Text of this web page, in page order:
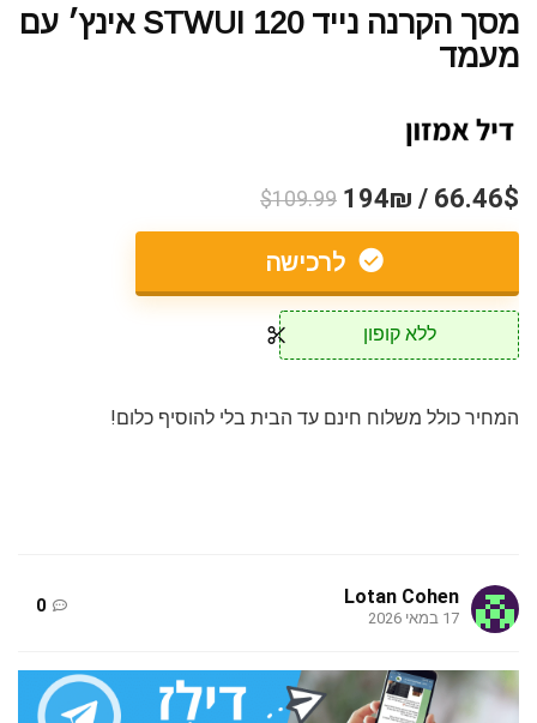
מסך הקרנה נייד STWUI 120 אינץ׳ עם
מעמד
66.46$ / 194₪
$109.99
לרכישה
ללא קופון
המחיר כולל משלוח חינם עד הבית בלי להוסיף כלום!
Lotan Cohen
17 במאי 2026
0